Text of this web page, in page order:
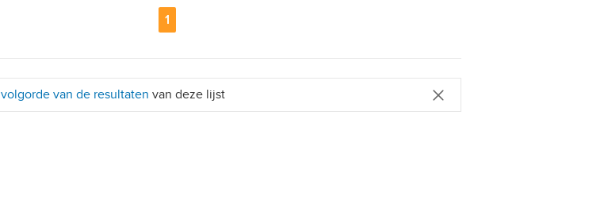
Pagina
1
volgorde van de resultaten van deze lijst